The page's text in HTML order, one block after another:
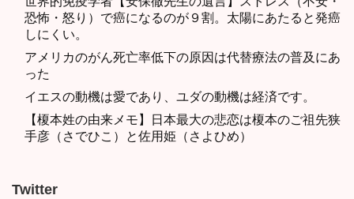
恐怖・怒り）で癌になるのが９割。太陽にあたると発癌
しにくい。
アメリカのがん死亡率低下の原因は代替療法の普及にあ
った
イエスの動機は愛であり、ユダの動機は経済です。
【榎本姓の由来メモ】日本最大の悲恋は榎本のご祖先狭
手彦（さでひこ）と佐用姫（さよひめ）
Twitter